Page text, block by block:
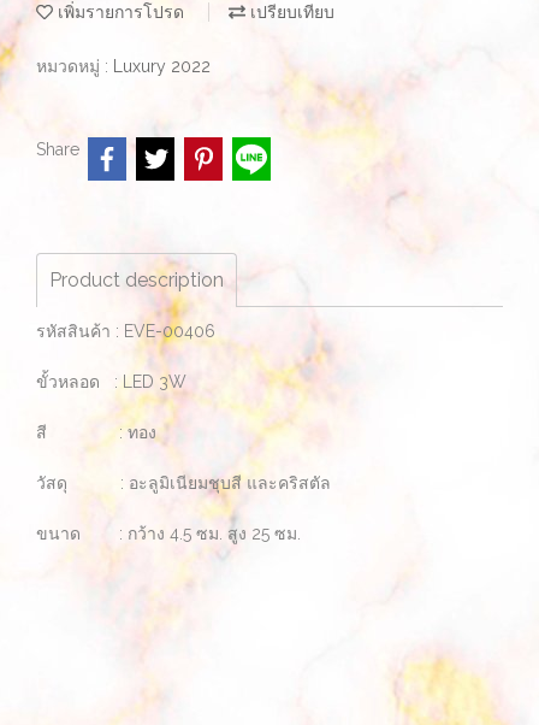
เพิ่มรายการโปรด เปรียบเทียบ
หมวดหมู่ : Luxury 2022
Share
Product description
รหัสสินค้า : EVE-00406
ขั้วหลอด : LED 3W
สี : ทอง
วัสดุ : อะลูมิเนียมชุบสี และคริสตัล
ขนาด : กว้าง 4.5 ซม. สูง 25 ซม.